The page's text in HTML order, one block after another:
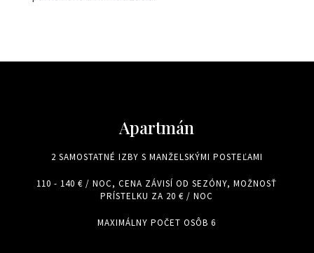
Apartmán
2 SAMOSTATNÉ IZBY S MANŽELSKÝMI POSTEĽAMI
110 - 140 € / NOC, CENA ZÁVISÍ OD SEZÓNY, MOŽNOSŤ
PRÍSTELKU ZA 20 € / NOC
MAXIMÁLNY POČET OSÔB 6